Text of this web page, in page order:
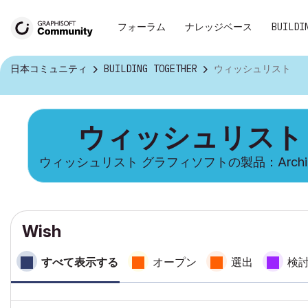
フォーラム ナレッジベース
日本コミュニティ BUILDING TOGETHER ウィッシュリスト
ウィッシュリスト
ウィッシュリスト グラフィソフトの製品：
Wish
すべて表示する オープン 選出 検